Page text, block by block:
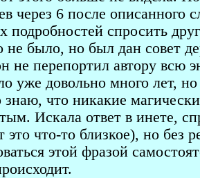
через 6 после описанного
подробностей спросить
не было, но был дан совет
не перепортил автору всю
уже довольно много лет,
знаю, что никакие
Искала ответ в инете,
это что-то близкое), но без
этой фразой